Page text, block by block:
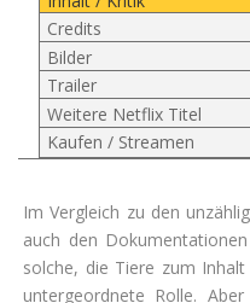
Credits
Bilder
Trailer
Weitere Netflix Titel
Kaufen / Streamen
Im Vergleich zu den
auch den
solche, die Tiere zum
untergeordnete Rolle.